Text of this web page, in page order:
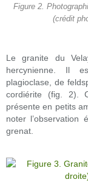
Figure 2.
(crédit
Le granite du
hercynienne. Il
plagioclase, de
cordiérite (fig. 2).
présente en petits
noter l’observation
grenat.